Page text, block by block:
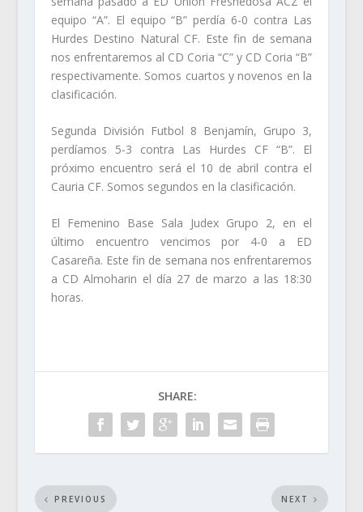
equipo “A”. El equipo “B” perdía 6-0 contra Las
Hurdes Destino Natural CF. Este fin de semana
nos enfrentaremos al CD Coria “C” y CD Coria “B”
respectivamente. Somos cuartos y novenos en la
clasificación.
Segunda División Futbol 8 Benjamín, Grupo 3,
perdíamos 5-3 contra Las Hurdes CF “B”. El
próximo encuentro será el 10 de abril contra el
Cauria CF. Somos segundos en la clasificación.
El Femenino Base Sala Judex Grupo 2, en el
último encuentro vencimos por 4-0 a ED
Casareña. Este fin de semana nos enfrentaremos
a CD Almoharin el día 27 de marzo a las 18:30
horas.
SHARE:
PREVIOUS NEXT